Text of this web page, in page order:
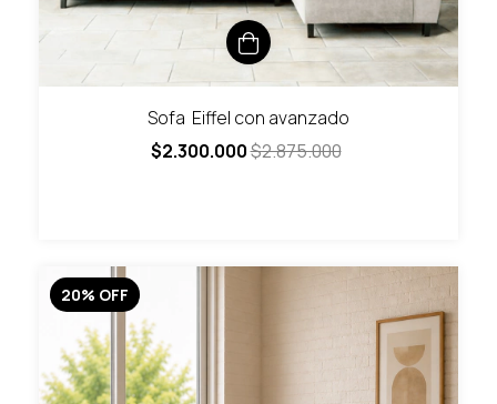
Sofa Eiffel con avanzado
$2.300.000$2.875.000
20% OFF